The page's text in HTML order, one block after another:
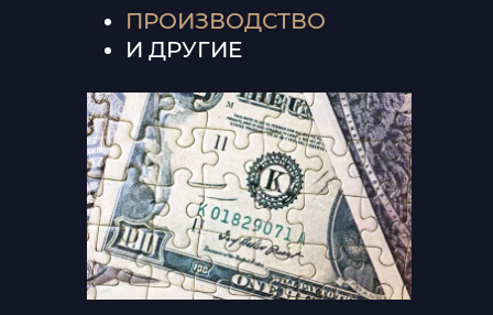
ПРОИЗВОДСТВО
И ДРУГИЕ